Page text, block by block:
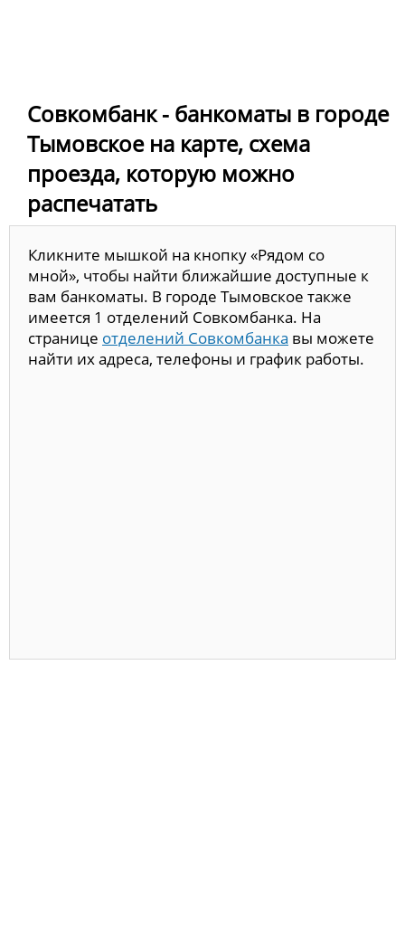
Совкомбанк - банкоматы в городе
Тымовское на карте, схема
проезда, которую можно
распечатать
Кликните мышкой на кнопку «Рядом со
мной», чтобы найти ближайшие доступные к
вам банкоматы. В городе Тымовское также
имеется 1 отделений Совкомбанка. На
странице отделений Совкомбанка вы можете
найти их адреса, телефоны и график работы.